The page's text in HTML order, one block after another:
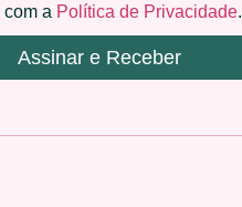
com a Política de Privacidade.
Assinar e Receber